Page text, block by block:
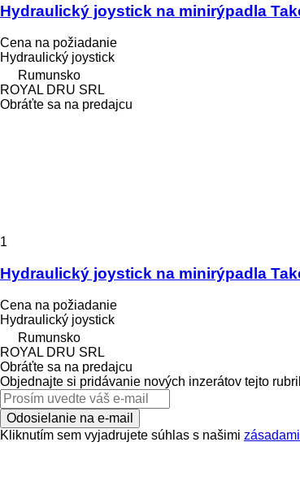
Hydraulický joystick na minirýpadla
Cena na požiadanie
Hydraulický joystick
Rumunsko
ROYAL DRU SRL
Obráťte sa na predajcu
1
Hydraulický joystick na minirýpadla
Cena na požiadanie
Hydraulický joystick
Rumunsko
ROYAL DRU SRL
Obráťte sa na predajcu
Objednajte si pridávanie nových inzerátov tejto
Odosielanie na e-mail
Kliknutím sem vyjadrujete súhlas s našimi